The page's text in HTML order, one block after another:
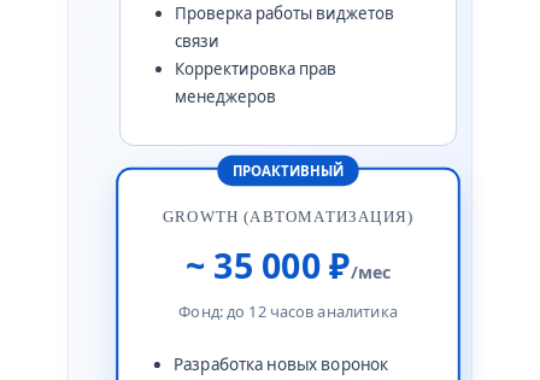
Проверка работы виджетов
связи
Корректировка прав
менеджеров
ПРОАКТИВНЫЙ
GROWTH (АВТОМАТИЗАЦИЯ)
~ 35 000 ₽/мес
Фонд: до 12 часов аналитика
Разработка новых воронок